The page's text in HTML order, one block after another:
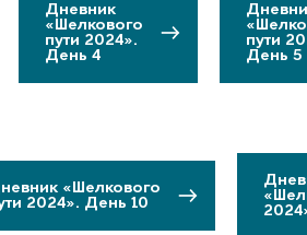
Дневник
«Шелкового
пути 2024».
День 4
пути
День 5
«Шелкового
2024». День 10